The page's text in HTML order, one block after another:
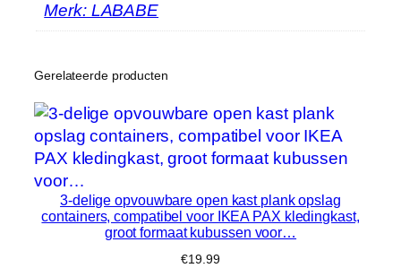
s
h
i
s
O
r
Merk: LABABE
Gerelateerde producten
3-delige opvouwbare open kast plank opslag
containers, compatibel voor IKEA PAX kledingkast,
groot formaat kubussen voor…
€19.99